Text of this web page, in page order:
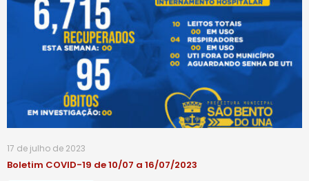
17 de julho de 2023
Boletim COVID-19 de 10/07 a 16/07/2023